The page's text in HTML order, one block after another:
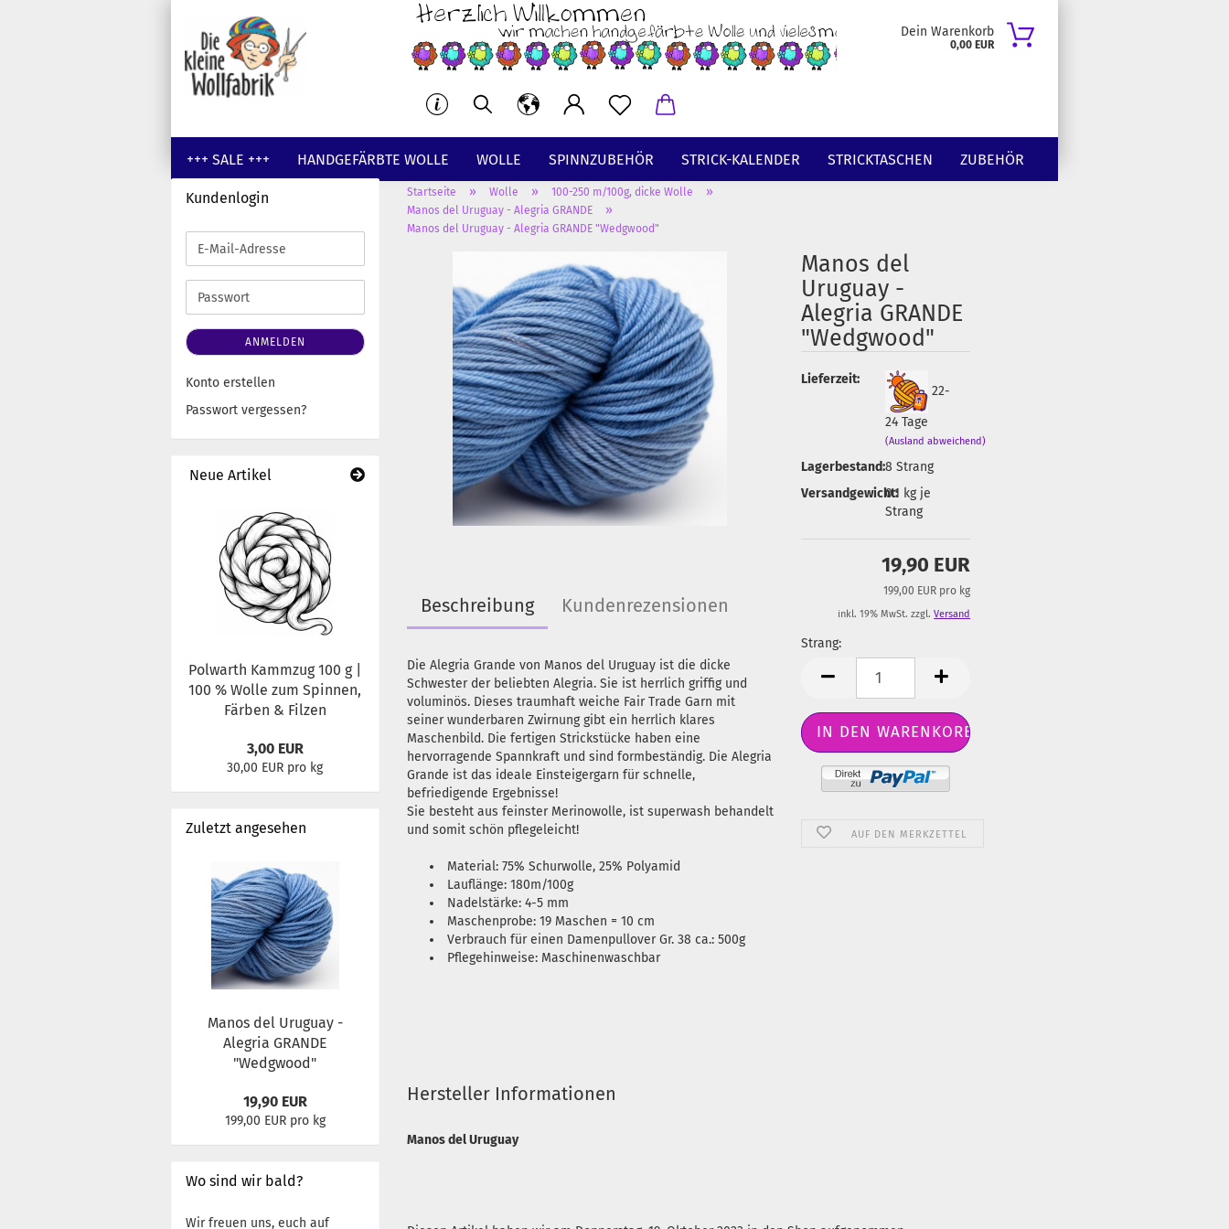
Dein Warenkorb
0,00 EUR
+++ SALE +++ HANDGEFÄRBTE WOLLE WOLLE SPINNZUBEHÖR STRICK-KALENDER STRICKTASCHEN ZUBEHÖR
GUTSCHEINE WOLLE UNGEFÄRBT
Startseite » Wolle » 100-250 m/100g, dicke Wolle »
Manos del Uruguay - Alegria GRANDE »
Manos del Uruguay - Alegria GRANDE "Wedgwood"
Manos del
Uruguay -
Alegria GRANDE
"Wedgwood"
Lieferzeit:
22-
24 Tage
(Ausland abweichend)
Lagerbestand:8 Strang
Versandgewicht:
0.1 kg je
Strang
19,90 EUR
199,00 EUR pro kg
inkl. 19% MwSt. zzgl.Versand
Strang:
Strang
AUF DEN MERKZETTEL
Beschreibung Kundenrezensionen
Die Alegria Grande von Manos del Uruguay ist die dicke
Schwester der beliebten Alegria. Sie ist herrlich griffig und
voluminös. Dieses traumhaft weiche Fair Trade Garn mit
seiner wunderbaren Zwirnung gibt ein herrlich klares
Maschenbild. Die fertigen Strickstücke haben eine
hervorragende Spannkraft und sind formbeständig. Die Alegria
Grande ist das ideale Einsteigergarn für schnelle,
befriedigende Ergebnisse!
Sie besteht aus feinster Merinowolle, ist superwash behandelt
und somit schön pflegeleicht!
Material: 75% Schurwolle, 25% Polyamid
Lauflänge: 180m/100g
Nadelstärke: 4-5 mm
Maschenprobe: 19 Maschen = 10 cm
Verbrauch für einen Damenpullover Gr. 38 ca.: 500g
Pflegehinweise: Maschinenwaschbar
Hersteller Informationen
Manos del Uruguay
Kundenlogin
E-
Mail-
Adresse
Passwort
ANMELDEN
Konto erstellen
Passwort vergessen?
Neue Artikel
Polwarth Kammzug 100 g |
100 % Wolle zum Spinnen,
Färben & Filzen
3,00 EUR
30,00 EUR pro kg
Zuletzt angesehen
Manos del Uruguay -
Alegria GRANDE
"Wedgwood"
19,90 EUR
199,00 EUR pro kg
Wo sind wir bald?
Wir freuen uns, euch auf